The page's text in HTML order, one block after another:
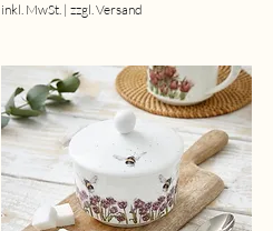
inkl. MwSt. | zzgl. Versand